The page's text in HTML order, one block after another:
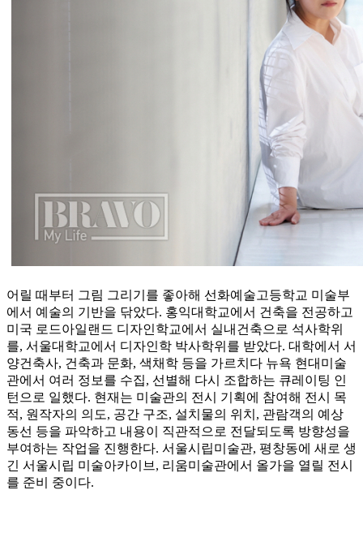
어릴 때부터 그림 그리기를 좋아해 선화예술고등학교 미술부
에서 예술의 기반을 닦았다. 홍익대학교에서 건축을 전공하고
미국 로드아일랜드 디자인학교에서 실내건축으로 석사학위
를, 서울대학교에서 디자인학 박사학위를 받았다. 대학에서 서
양건축사, 건축과 문화, 색채학 등을 가르치다 뉴욕 현대미술
관에서 여러 정보를 수집, 선별해 다시 조합하는 큐레이팅 인
턴으로 일했다. 현재는 미술관의 전시 기획에 참여해 전시 목
적, 원작자의 의도, 공간 구조, 설치물의 위치, 관람객의 예상
동선 등을 파악하고 내용이 직관적으로 전달되도록 방향성을
부여하는 작업을 진행한다. 서울시립미술관, 평창동에 새로 생
긴 서울시립 미술아카이브, 리움미술관에서 올가을 열릴 전시
를 준비 중이다.